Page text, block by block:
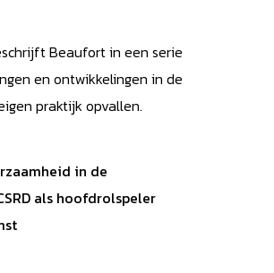
Beaufort in een serie
en ontwikkelingen in de
praktijk opvallen.
in de
als hoofdrolspeler